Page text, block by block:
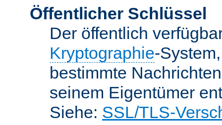
Öffentlicher Schlüssel
Der öffentlich
Kryptographie-
bestimmte
seinem Eigentümer
Siehe: SSL/TLS-